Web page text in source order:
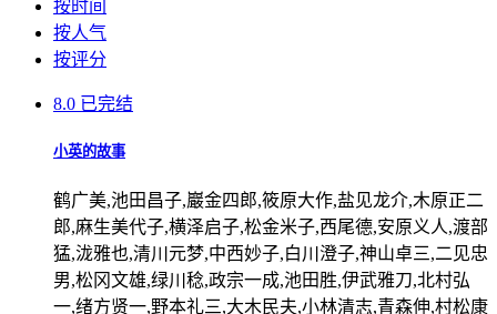
按时间
按人气
按评分
8.0 已完结
小英的故事
鹤广美,池田昌子,巖金四郎,筱原大作,盐见龙介,木原正二
郎,麻生美代子,横泽启子,松金米子,西尾德,安原义人,渡部
猛,泷雅也,清川元梦,中西妙子,白川澄子,神山卓三,二见忠
男,松冈文雄,绿川稔,政宗一成,池田胜,伊武雅刀,北村弘
一,绪方贤一,野本礼三,大木民夫,小林清志,青森伸,村松康